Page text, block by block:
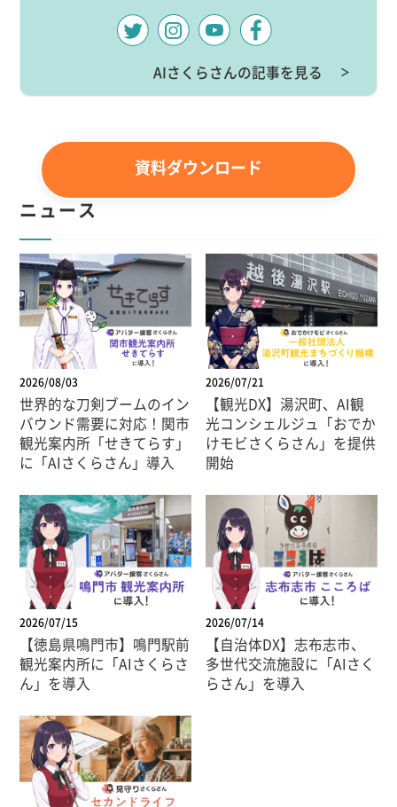
AIさくらさんの記事を見る ＞
資料ダウンロード
ニュース
2026/08/03
世界的な刀剣ブームのイン
バウンド需要に対応！関市
観光案内所「せきてらす」
に「AIさくらさん」導入
2026/07/21
【観光DX】湯沢町、AI観
光コンシェルジュ「おでか
けモビさくらさん」を提供
開始
2026/07/15
【徳島県鳴門市】鳴門駅前
観光案内所に「AIさくらさ
ん」を導入
2026/07/14
【自治体DX】志布志市、
多世代交流施設に「AIさく
らさん」を導入